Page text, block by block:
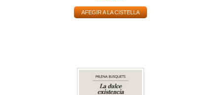
AFEGIR A LA CISTELLA